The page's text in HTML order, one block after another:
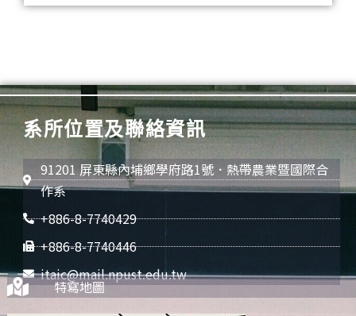
系所位置及聯絡資訊
91201 屏東縣內埔鄉學府路1號．熱帶農業暨國際合
作系
+886-8-7740429
+886-8-7740446
itaic@mail.npust.edu.tw
特寫地圖